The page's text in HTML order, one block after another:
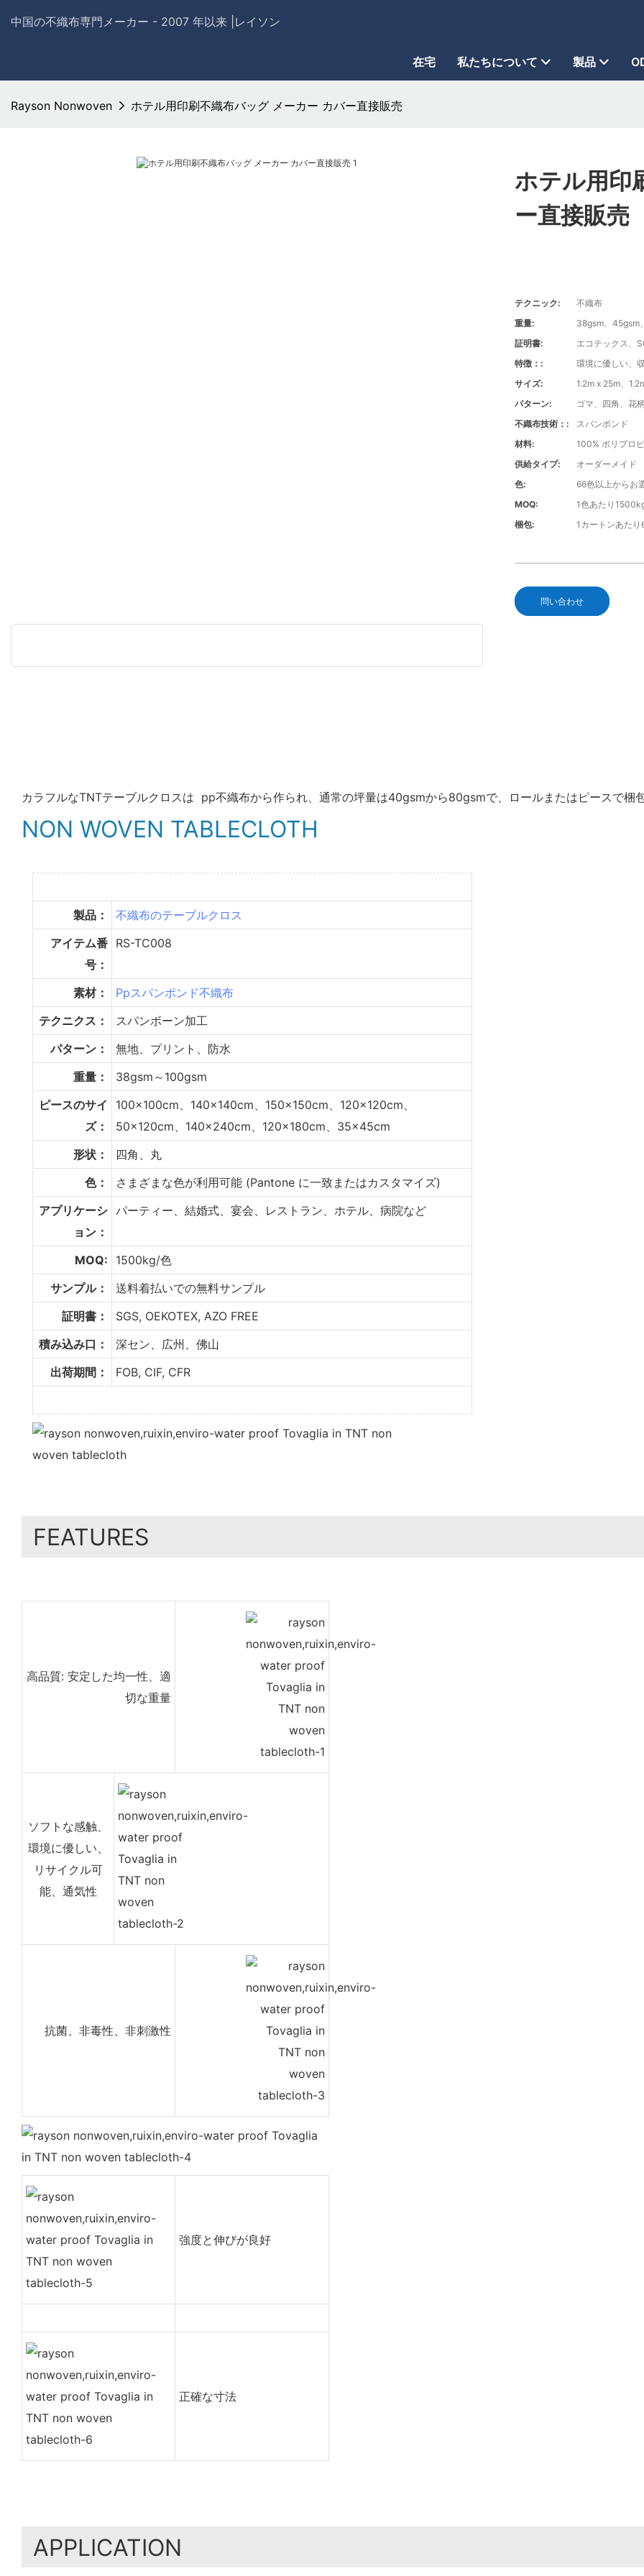
中国の不織布専門メーカー - 2007 年以来 |レイソン
在宅 私たちについて 製品
Rayson Nonwoven ホテル用印刷不織布バッグ メーカー カバー直接販売
ホテル用印
ー直接販売
テクニック:
不織布
重量:
38gsm、45gsm
証明書:
エコテックス、
特徴：:
環境に優しい、
サイズ:
1.2m x 25m、
パターン:
ゴマ、四角、花柄
不織布技術：:
スパンボンド
材料:
100% ポリプロ
供給タイプ:
オーダーメイド
色:
66色以上からお
MOQ:
1色あたり
梱包:
1カートンあた
問い合わせ
カラフルなTNTテーブルクロスは pp不織布から作られ、通常の坪量は40gsmから80gsmで、ロールまたはピースで梱包
NON WOVEN TABLECLOTH
製品：
不織布のテーブルクロス
アイテム番
号：
RS-TC008
素材：
Ppスパンボンド不織布
テクニクス：
スパンボーン加工
パターン：
無地、プリント、防水
重量：
38gsm～100gsm
ピースのサイ
ズ：
100×100cm、140×140cm、150×150cm、120×120cm、
50×120cm、140×240cm、120×180cm、35×45cm
形状：
四角、丸
色：
さまざまな色が利用可能 (Pantone に一致またはカスタマイズ)
アプリケーシ
ョン：
パーティー、結婚式、宴会、レストラン、ホテル、病院など
MOQ:
1500kg/色
サンプル：
送料着払いでの無料サンプル
証明書：
SGS, OEKOTEX, AZO FREE
積み込み口：
深セン、広州、佛山
出荷期間：
FOB, CIF, CFR
FEATURES
高品質: 安定した均一性、適
切な重量
ソフトな感触、
環境に優しい、
リサイクル可
能、通気性
抗菌、非毒性、非刺激性
強度と伸びが良好
正確な寸法
APPLICATION